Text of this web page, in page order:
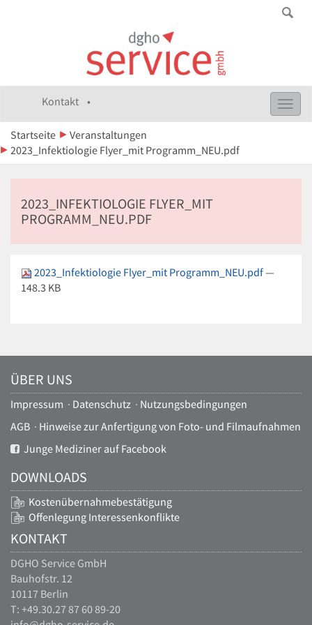
Kontakt •
Startseite
Veranstaltungen
2023_Infektiologie Flyer_mit Programm_NEU.pdf
2023_INFEKTIOLOGIE FLYER_MIT
PROGRAMM_NEU.PDF
2023_Infektiologie Flyer_mit Programm_NEU.pdf—
148.3 KB
ÜBER UNS
Impressum · Datenschutz · Nutzungsbedingungen
AGB · Hinweise zur Anfertigung von Foto- und Filmaufnahmen
Junge Mediziner auf Facebook
DOWNLOADS
Kostenübernahmebestätigung
Offenlegung Interessenkonflikte
KONTAKT
DGHO Service GmbH
Bauhofstr. 12
10117 Berlin
T: +49.30.27 87 60 89-20